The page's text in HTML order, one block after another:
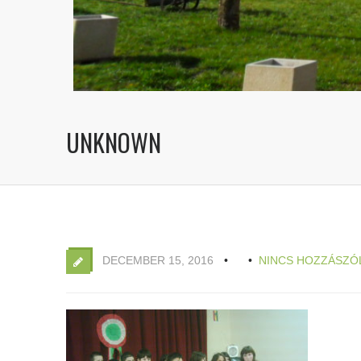
UNKNOWN
DECEMBER 15, 2016 NINCS